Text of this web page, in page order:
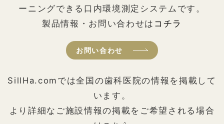
ーニングできる口内環境測定システムです。
製品情報・お問い合わせは コチラ
お問い合わせ
SillHa.comでは全国の歯科医院の情報を掲載して
います。
より詳細なご施設情報の掲載をご希望される場合